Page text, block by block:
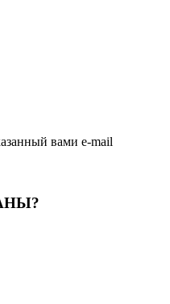
вами e-mail